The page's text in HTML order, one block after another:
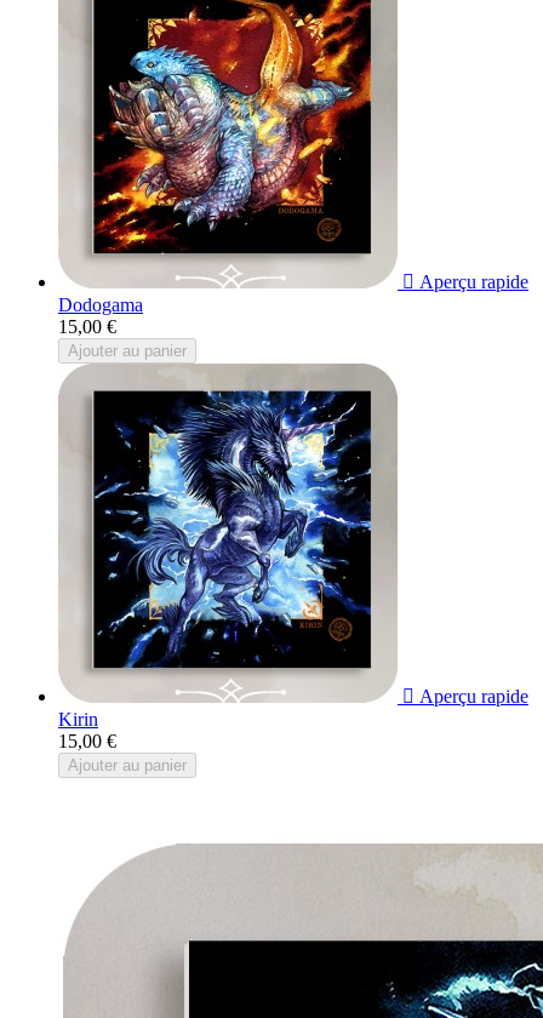
 Aperçu rapide
Dodogama
15,00 €
Ajouter au panier
 Aperçu rapide
Kirin
15,00 €
Ajouter au panier